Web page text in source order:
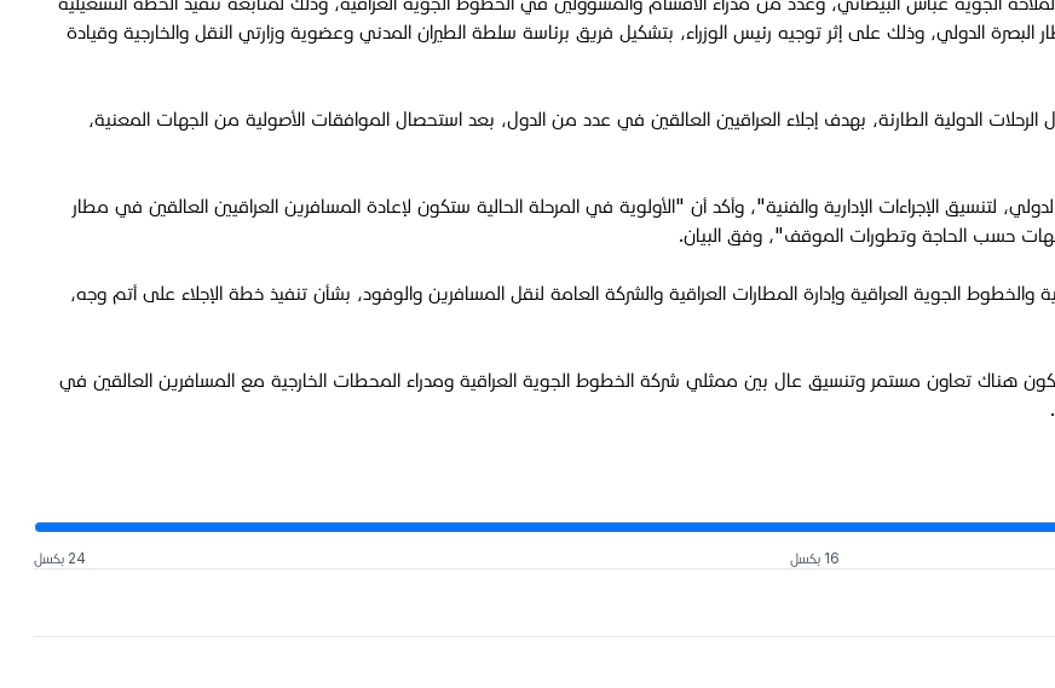
البصرة الدولي، وذلك على إثر توجيه رئيس الوزراء، بتشكيل فريق برئاسة سلطة الطيران المدني وعضوية وزارتي النقل والخارجية وقيادة
الدولية الطارئة، بهدف إجلاء العراقيين العالقين في عدد من الدول، بعد استحصال الموافقات الأصولية من الجهات المعنية،
لتنسيق الإجراءات الإدارية والفنية"، وأكد أن "الأولوية في المرحلة الحالية ستكون لإعادة المسافرين العراقيين العالقين في مطار
حسب الحاجة وتطورات الموقف"، وفق البيان.
الجوية العراقية وإدارة المطارات العراقية والشركة العامة لنقل المسافرين والوفود، بشأن تنفيذ خطة الإجلاء على أتم وجه،
هناك تعاون مستمر وتنسيق عال بين ممثلي شركة الخطوط الجوية العراقية ومدراء المحطات الخارجية مع المسافرين العالقين في
.
16 بكسل 24 بكسل